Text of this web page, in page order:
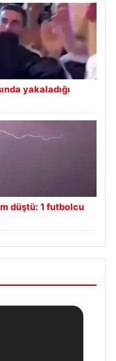
yakaladığı
düştü: 1 futbolcu